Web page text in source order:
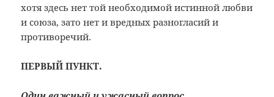
хотя здесь нет тойнеобходимой истинной любви
и союза,зато нет и вредных разногласий и
противоречий.
ПЕРВЫЙ ПУНКТ.